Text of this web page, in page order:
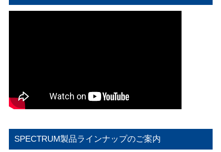
SPECTRUM製品ラインナップのご案内